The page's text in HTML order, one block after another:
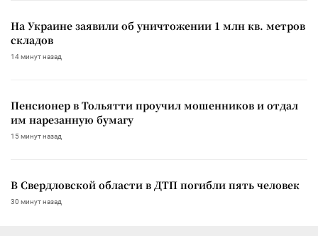
На Украине заявили об уничтожении 1 млн кв. метров
складов
14 минут назад
Пенсионер в Тольятти проучил мошенников и отдал
им нарезанную бумагу
15 минут назад
В Свердловской области в ДТП погибли пять человек
30 минут назад